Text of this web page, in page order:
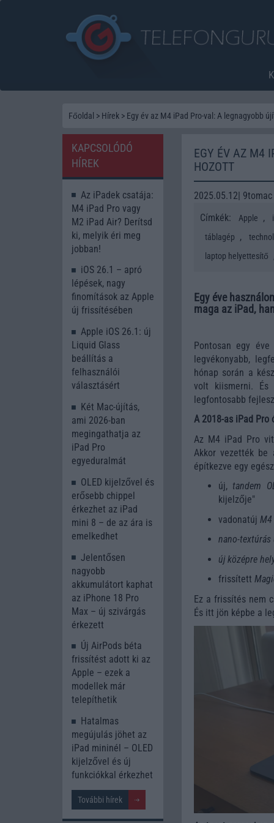
Főoldal > Hírek > Egy év az M4 iPad Pro-val: A legnagyobb
EGY ÉV AZ M4
HOZOTT
2025.05.12| 9tomac
Címkék:
Apple ,
táblagép ,
laptop helyettesítő
Egy éve
maga az iPad,
Pontosan egy
legvékonyabb,
hónap során a
volt kiismerni. És
legfontosabb
A 2018-as iPad
Az M4 iPad Pro
Akkor vezették be
építkezve egy
új, tandem
kijelzője"
vadonatúj
nano-textúrás
új középre
frissített
Ez a frissítés nem
És itt jön képbe a
KAPCSOLÓDÓ
HÍREK
Az iPadek csatája:
M4 iPad Pro vagy
M2 iPad Air? Derítsd
ki, melyik éri meg
jobban!
iOS 26.1 – apró
lépések, nagy
finomítások az Apple
új frissítésében
Apple iOS 26.1: új
Liquid Glass
beállítás a
felhasználói
választásért
Két Mac-újítás,
ami 2026-ban
megingathatja az
iPad Pro
egyeduralmát
OLED kijelzővel és
erősebb chippel
érkezhet az iPad
mini 8 – de az ára is
emelkedhet
Jelentősen
nagyobb
akkumulátort kaphat
az iPhone 18 Pro
Max – új szivárgás
érkezett
Új AirPods béta
frissítést adott ki az
Apple – ezek a
modellek már
telepíthetik
Hatalmas
megújulás jöhet az
iPad mininél – OLED
kijelzővel és új
funkciókkal érkezhet
További hírek